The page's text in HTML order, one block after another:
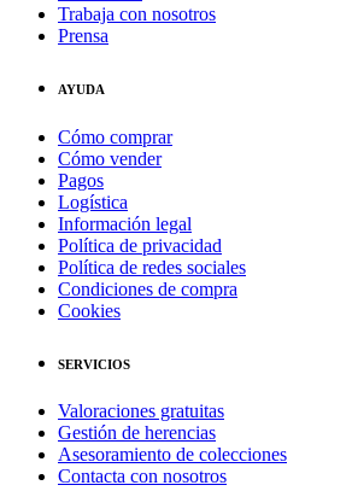
Trabaja con nosotros
Prensa
AYUDA
Cómo comprar
Cómo vender
Pagos
Logística
Información legal
Política de privacidad
Política de redes sociales
Condiciones de compra
Cookies
SERVICIOS
Valoraciones gratuitas
Gestión de herencias
Asesoramiento de colecciones
Contacta con nosotros